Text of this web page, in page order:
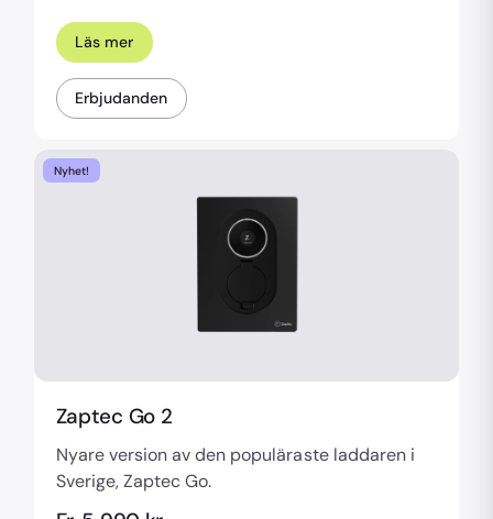
Läs mer
Erbjudanden
Nyhet!
Zaptec Go 2
Nyare version av den populäraste laddaren i
Sverige, Zaptec Go.